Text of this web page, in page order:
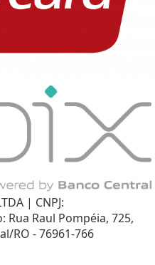
| CNPJ:
Rua Raul Pompéia, 725,
RO - 76961-766